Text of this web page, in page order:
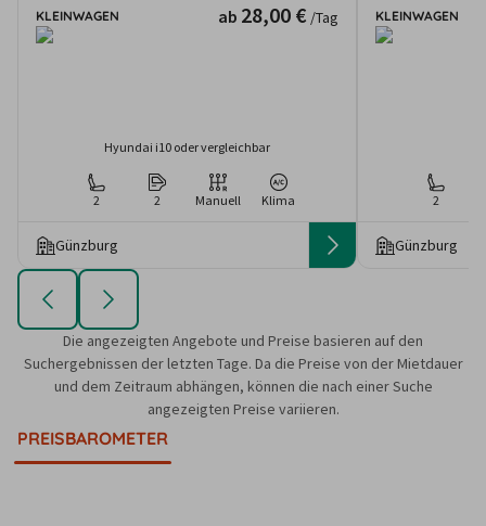
KLEINWAGEN ab 28,00 € /Tag
Hyundai i10 oder vergleichbar
2 2 Manuell Klima
Günzburg
KLEINWAGEN
2
Günzburg
Die angezeigten Angebote und Preise basieren auf den
Suchergebnissen der letzten Tage. Da die Preise von der Mietdauer
und dem Zeitraum abhängen, können die nach einer Suche
angezeigten Preise variieren.
PREISBAROMETER